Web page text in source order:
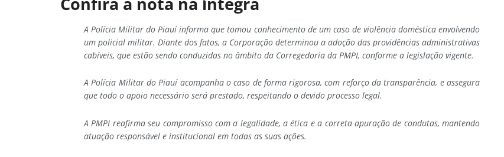
A Polícia Militar do Piauí informa que tomou conhecimento de um caso de violência doméstica envolvendo
um policial militar. Diante dos fatos, a Corporação determinou a adoção das providências administrativas
cabíveis, que estão sendo conduzidas no âmbito da Corregedoria da PMPI, conforme a legislação vigente.
A Polícia Militar do Piauí acompanha o caso de forma rigorosa, com reforço da transparência, e assegura
que todo o apoio necessário será prestado, respeitando o devido processo legal.
A PMPI reafirma seu compromisso com a legalidade, a ética e a correta apuração de condutas, mantendo
atuação responsável e institucional em todas as suas ações.